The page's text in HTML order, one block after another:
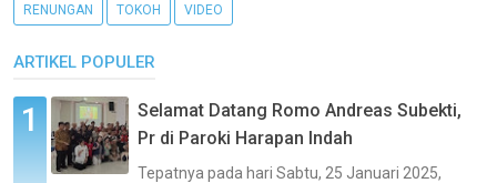
RENUNGAN TOKOH VIDEO
ARTIKEL POPULER
Selamat Datang Romo Andreas Subekti,
Pr di Paroki Harapan Indah
Tepatnya pada hari Sabtu, 25 Januari 2025,